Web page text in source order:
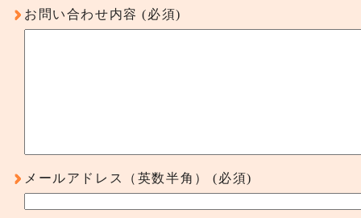
お問い合わせ内容 (必須)
メールアドレス（英数半角） (必須)